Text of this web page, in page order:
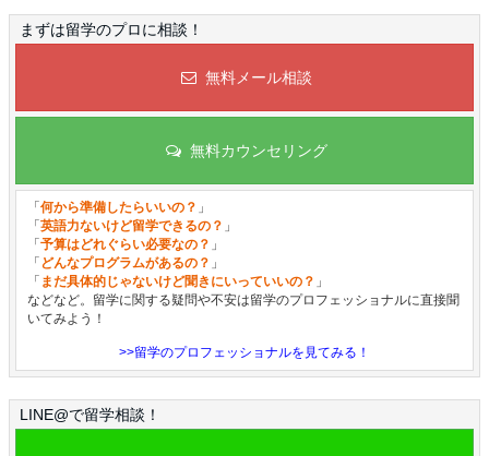
まずは留学のプロに相談！
無料メール相談
無料カウンセリング
「 何から準備したらいいの？ 」
「 英語力ないけど留学できるの？ 」
「 予算はどれぐらい必要なの？ 」
「 どんなプログラムがあるの？ 」
「 まだ具体的じゃないけど聞きにいっていいの？ 」
などなど。留学に関する疑問や不安は留学のプロフェッショナルに直接聞
いてみよう！
>>留学のプロフェッショナルを見てみる！
LINE@で留学相談！